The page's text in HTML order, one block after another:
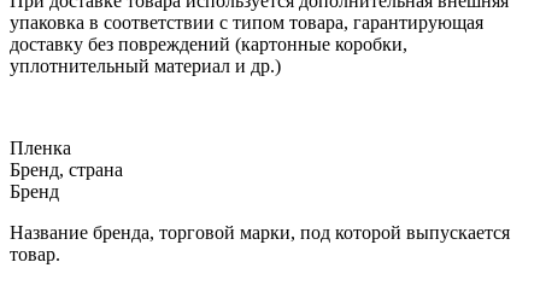
упаковка в соответствии с типом товара, гарантирующая
доставку без повреждений (картонные коробки,
уплотнительный материал и др.)
Пленка
Бренд, страна
Бренд
Название бренда, торговой марки, под которой выпускается
товар.